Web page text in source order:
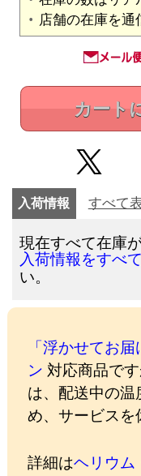
店舗の在庫を通
カート
入荷情報 すべて
現在すべて在庫
入荷情報をすべ
い。
「浮かせてお
ン 対応商品で
は、配送中の
め、サービスを
詳細はヘリウム